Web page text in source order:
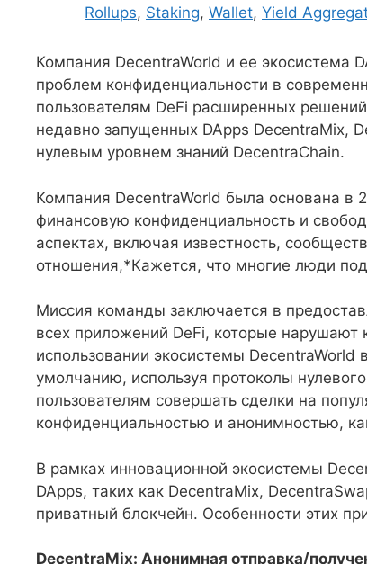
Rollups, Staking, Wallet, Yield
Компания DecentraWorld и ее экосистема
проблем конфиденциальности в
пользователям DeFi расширенных
недавно запущенных DApps DecentraMix,
нулевым уровнем знаний DecentraChain.
Компания DecentraWorld была основана в
финансовую конфиденциальность и
аспектах, включая известность,
отношения,*Кажется, что многие люди
Миссия команды заключается в
всех приложений DeFi, которые нарушают
использовании экосистемы
умолчанию, используя протоколы
пользователям совершать сделки на
конфиденциальностью и анонимностью,
В рамках инновационной экосистемы
DApps, таких как DecentraMix,
приватный блокчейн. Особенности этих
DecentraMix: Анонимная отправка/